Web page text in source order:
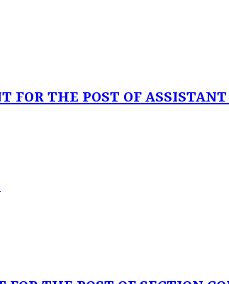
FOR THE POST OF ASSISTANT